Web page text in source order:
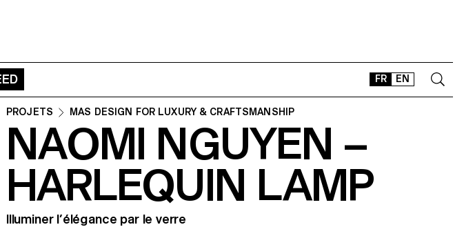
FR EN
SHOP
TYPEFACES
OFFLINE-ONLINE
PROJETS MAS DESIGN FOR LUXURY & CRAFTSMANSHIP
NAOMI NGUYEN –
HARLEQUIN LAMP
Illuminer l’élégance par le verre